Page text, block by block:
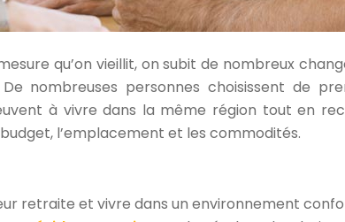
qu’on vieillit, on subit de nombreux
nombreuses personnes choisissent de
à vivre dans la même région tout en
l’emplacement et les commodités.
retraite et vivre dans un environnement